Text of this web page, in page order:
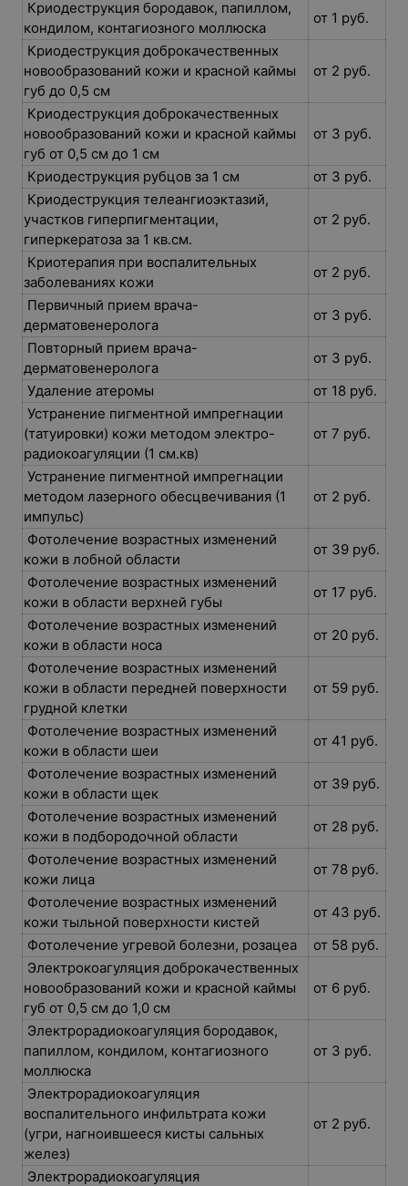
Криодеструкция бородавок, папиллом,
кондилом, контагиозного моллюска
от 1 руб.
Криодеструкция доброкачественных
новообразований кожи и красной каймы
губ до 0,5 см
от 2 руб.
Криодеструкция доброкачественных
новообразований кожи и красной каймы
губ от 0,5 см до 1 см
от 3 руб.
Криодеструкция рубцов за 1 см
от 3 руб.
Криодеструкция телеангиоэктазий,
участков гиперпигментации,
гиперкератоза за 1 кв.см.
от 2 руб.
Криотерапия при воспалительных
заболеваниях кожи
от 2 руб.
Первичный прием врача-
дерматовенеролога
от 3 руб.
Повторный прием врача-
дерматовенеролога
от 3 руб.
Удаление атеромы
от 18 руб.
Устранение пигментной импрегнации
(татуировки) кожи методом электро-
радиокоагуляции (1 см.кв)
от 7 руб.
Устранение пигментной импрегнации
методом лазерного обесцвечивания (1
импульс)
от 2 руб.
Фотолечение возрастных изменений
кожи в лобной области
от 39 руб.
Фотолечение возрастных изменений
кожи в области верхней губы
от 17 руб.
Фотолечение возрастных изменений
кожи в области носа
от 20 руб.
Фотолечение возрастных изменений
кожи в области передней поверхности
грудной клетки
от 59 руб.
Фотолечение возрастных изменений
кожи в области шеи
от 41 руб.
Фотолечение возрастных изменений
кожи в области щек
от 39 руб.
Фотолечение возрастных изменений
кожи в подбородочной области
от 28 руб.
Фотолечение возрастных изменений
кожи лица
от 78 руб.
Фотолечение возрастных изменений
кожи тыльной поверхности кистей
от 43 руб.
Фотолечение угревой болезни, розацеа
от 58 руб.
Электрокоагуляция доброкачественных
новообразований кожи и красной каймы
губ от 0,5 см до 1,0 см
от 6 руб.
Электрорадиокоагуляция бородавок,
папиллом, кондилом, контагиозного
моллюска
от 3 руб.
Электрорадиокоагуляция
воспалительного инфильтрата кожи
(угри, нагноившееся кисты сальных
желез)
от 2 руб.
Электрорадиокоагуляция